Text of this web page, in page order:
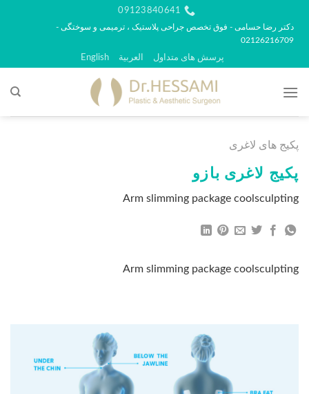
محتوا
09123840641
دکتر رضا حسامی - فوق تخصص جراحی پلاستیک ، ترمیمی و سوختگی -
02126216709
پرسش های متداول العربية English
پکیج های لاغری
پکیج لاغری بازو
Arm slimming package coolsculpting
Arm slimming package coolsculpting